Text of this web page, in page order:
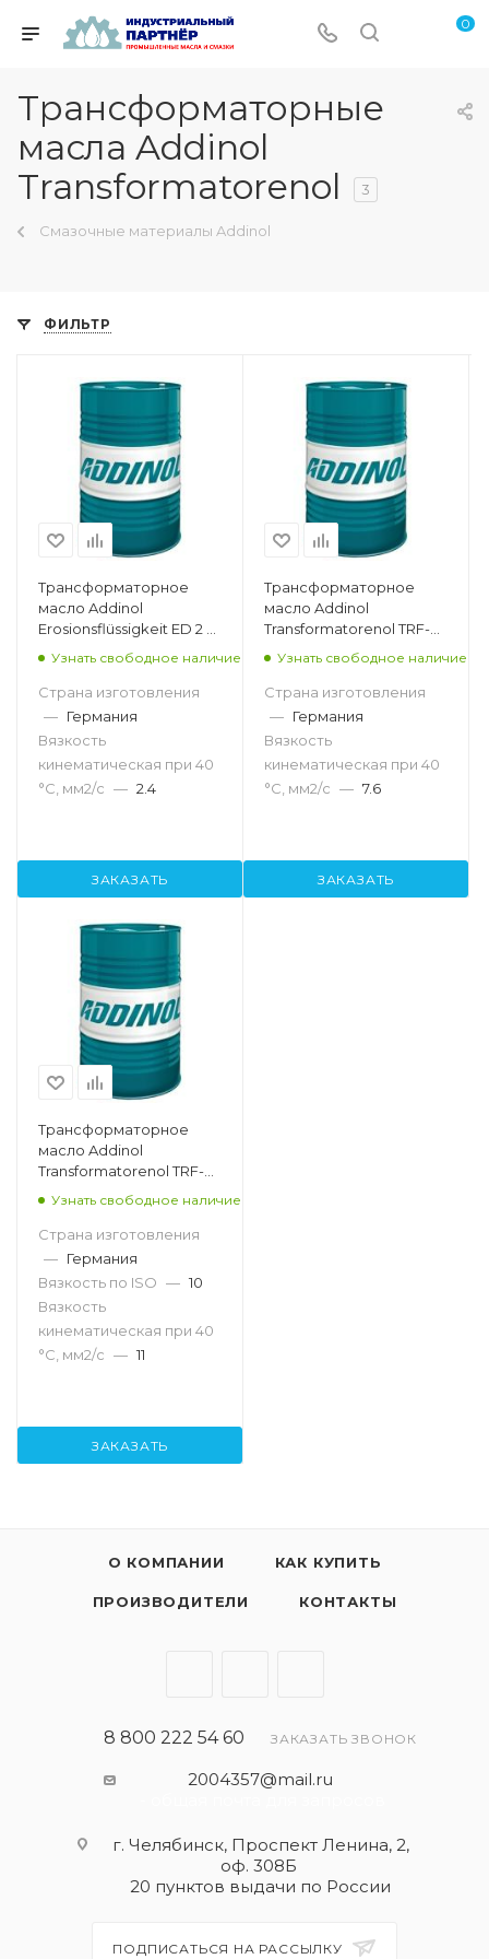
0
Трансформаторные
масла Addinol
Transformatorenol
3
Смазочные материалы Addinol
ФИЛЬТР
Трансформаторное
масло Addinol
Erosionsflüssigkeit ED 2 L,
Узнать свободное наличие
Страна изготовления
— Германия
Вязкость
кинематическая при 40
°С, мм2/с — 2.4
ЗАКАЗАТЬ
Трансформаторное
масло Addinol
Transformatorenol TRF-
Узнать свободное наличие
Страна изготовления
— Германия
Вязкость
кинематическая при 40
°С, мм2/с — 7.6
ЗАКАЗАТЬ
Трансформаторное
масло Addinol
Transformatorenol TRF-
Узнать свободное наличие
Страна изготовления
— Германия
Вязкость по ISO — 10
Вязкость
кинематическая при 40
°С, мм2/с — 11
ЗАКАЗАТЬ
О КОМПАНИИ КАК КУПИТЬ
ПРОИЗВОДИТЕЛИ КОНТАКТЫ
8 800 222 54 60 ЗАКАЗАТЬ ЗВОНОК
2004357@mail.ru
г. Челябинск, Проспект Ленина, 2,
оф. 308Б
20 пунктов выдачи по России
ПОДПИСАТЬСЯ НА РАССЫЛКУ